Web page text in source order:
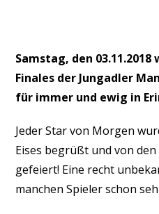
Samstag, den
Finales der Jungadler
für immer und ewig in
Jeder Star von Morgen
Eises begrüßt und von
gefeiert! Eine recht
manchen Spieler schon